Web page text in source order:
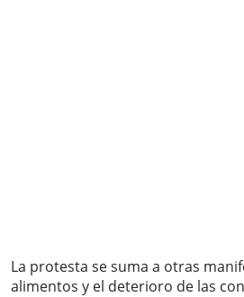
La protesta se suma a otras
alimentos y el deterioro de las